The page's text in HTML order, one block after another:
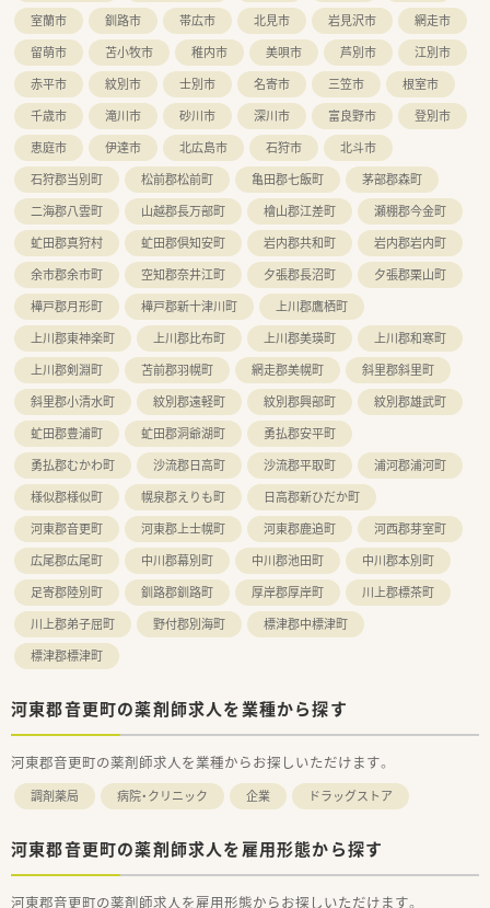
室蘭市 釧路市 帯広市 北見市 岩見沢市
網走市
留萌市
苫小牧市 稚内市 美唄市 芦別市
江別市
赤平市
紋別市 士別市 名寄市 三笠市
根室市
千歳市
滝川市 砂川市 深川市 富良野市
登別市
恵庭市
伊達市 北広島市 石狩市
北斗市
石狩郡当別町
松前郡松前町 亀田郡七飯町
茅部郡森町
二海郡八雲町
山越郡長万部町 檜山郡江差町
瀬棚郡今金町
虻田郡真狩村
虻田郡倶知安町 岩内郡共和町
岩内郡岩内町
余市郡余市町
空知郡奈井江町 夕張郡長沼町
夕張郡栗山町
樺戸郡月形町
樺戸郡新十津川町
上川郡鷹栖町
上川郡東神楽町
上川郡比布町 上川郡美瑛町
上川郡和寒町
上川郡剣淵町
苫前郡羽幌町 網走郡美幌町
斜里郡斜里町
斜里郡小清水町
紋別郡遠軽町 紋別郡興部町
紋別郡雄武町
虻田郡豊浦町
虻田郡洞爺湖町
勇払郡安平町
勇払郡むかわ町
沙流郡日高町 沙流郡平取町
浦河郡浦河町
様似郡様似町
幌泉郡えりも町
日高郡新ひだか町
河東郡音更町
河東郡上士幌町 河東郡鹿追町
河西郡芽室町
広尾郡広尾町
中川郡幕別町 中川郡池田町
中川郡本別町
足寄郡陸別町
釧路郡釧路町 厚岸郡厚岸町
川上郡標茶町
川上郡弟子屈町
野付郡別海町
標津郡中標津町
標津郡標津町
河東郡音更町の薬剤師求人を業種から探す
河東郡音更町の薬剤師求人を業種からお探しいただけます。
調剤薬局 病院・クリニック 企業 ドラッグストア
河東郡音更町の薬剤師求人を雇用形態から探す
河東郡音更町の薬剤師求人を雇用形態からお探しいただけます。